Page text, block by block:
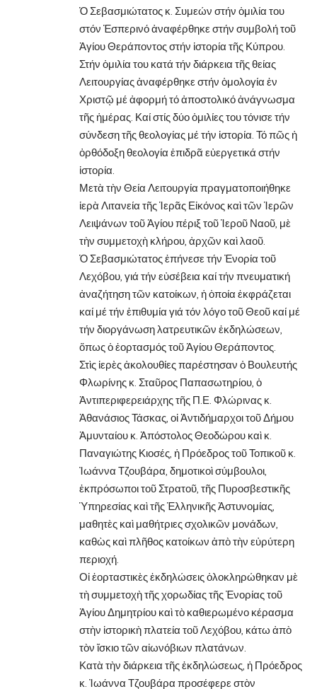
Ὁ Σεβασμιώτατος κ. Συμεών στήν ὁμιλία του
στόν Ἑσπερινό ἀναφέρθηκε στήν συμβολή τοῦ
Ἁγίου Θεράποντος στήν ἱστορία τῆς Κύπρου.
Στήν ὁμιλία του κατά τήν διάρκεια τῆς θείας
Λειτουργίας ἀναφέρθηκε στήν ὁμολογία ἐν
Χριστῷ μέ ἀφορμή τό ἀποστολικό ἀνάγνωσμα
τῆς ἡμέρας. Καί στίς δύο ὁμιλίες του τόνισε τήν
σύνδεση τῆς θεολογίας μέ τήν ἱστορία. Τό πῶς ἡ
ὀρθόδοξη θεολογία ἐπιδρᾶ εὐεργετικά στήν
ἱστορία.
Μετὰ τὴν Θεία Λειτουργία πραγματοποιήθηκε
ἱερὰ Λιτανεία τῆς Ἱερᾶς Εἰκόνος καὶ τῶν Ἱερῶν
Λειψάνων τοῦ Ἁγίου πέριξ τοῦ Ἱεροῦ Ναοῦ, μὲ
τὴν συμμετοχὴ κλήρου, ἀρχῶν καὶ λαοῦ.
Ὁ Σεβασμιώτατος ἐπήνεσε τήν Ἐνορία τοῦ
Λεχόβου, γιά τήν εὐσέβεια καί τήν πνευματική
ἀναζήτηση τῶν κατοίκων, ἡ ὁποία ἐκφράζεται
καί μέ τήν ἐπιθυμία γιά τόν λόγο τοῦ Θεοῦ καί μέ
τήν διοργάνωση λατρευτικῶν ἐκδηλώσεων,
ὅπως ὁ ἑορτασμός τοῦ Ἁγίου Θεράποντος.
Στὶς ἱερὲς ἀκολουθίες παρέστησαν ὁ Βουλευτής
Φλωρίνης κ. Σταῦρος Παπασωτηρίου, ὁ
Ἀντιπεριφερειάρχης τῆς Π.Ε. Φλώρινας κ.
Ἀθανάσιος Τάσκας, οἱ Ἀντιδήμαρχοι τοῦ Δήμου
Ἀμυνταίου κ. Ἀπόστολος Θεοδώρου καὶ κ.
Παναγιώτης Κιοσές, ἡ Πρόεδρος τοῦ Τοπικοῦ κ.
Ἰωάννα Τζουβάρα, δημοτικοὶ σύμβουλοι,
ἐκπρόσωποι τοῦ Στρατοῦ, τῆς Πυροσβεστικῆς
Ὑπηρεσίας καὶ τῆς Ἑλληνικῆς Ἀστυνομίας,
μαθητὲς καὶ μαθήτριες σχολικῶν μονάδων,
καθὼς καὶ πλῆθος κατοίκων ἀπὸ τὴν εὐρύτερη
περιοχή.
Οἱ ἐορταστικὲς ἐκδηλώσεις ὁλοκληρώθηκαν μὲ
τὴ συμμετοχὴ τῆς χορωδίας τῆς Ἐνορίας τοῦ
Ἁγίου Δημητρίου καὶ τὸ καθιερωμένο κέρασμα
στὴν ἱστορικὴ πλατεία τοῦ Λεχόβου, κάτω ἀπὸ
τὸν ἴσκιο τῶν αἰωνόβιων πλατάνων.
Κατὰ τὴν διάρκεια τῆς ἐκδηλώσεως, ἡ Πρόεδρος
κ. Ἰωάννα Τζουβάρα προσέφερε στὸν